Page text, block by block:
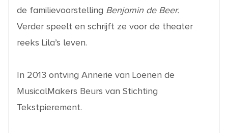
de familievoorstelling Benjamin de Beer.
Verder speelt en schrijft ze voor de theater
reeks Lila’s leven.
In 2013 ontving Annerie van Loenen de
MusicalMakers Beurs van Stichting
Tekstpierement.